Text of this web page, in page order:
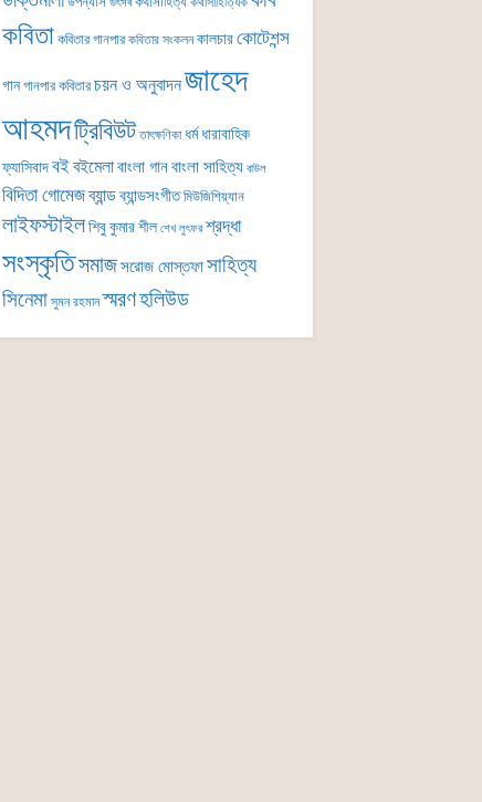
কবিতা কবিতার গানপার কবিতার সংকলন কালচারকোটেশন্স
গান গানপার কবিতার চয়ন ও অনুবাদনজাহেদ
আহমদট্রিবিউট তাৎক্ষণিকা ধর্ম ধারাবাহিক
ফ্যাসিবাদবইবইমেলাবাংলা গানবাংলা সাহিত্য বাউল
বিদিতা গোমেজব্যান্ডব্যান্ডসংগীত মিউজিশিয়্যান
লাইফস্টাইলশিবু কুমার শীল শেখ লুৎফর শ্রদ্ধা
সংস্কৃতিসমাজসরোজ মোস্তফাসাহিত্য
সিনেমা সুমন রহমান স্মরণহলিউড